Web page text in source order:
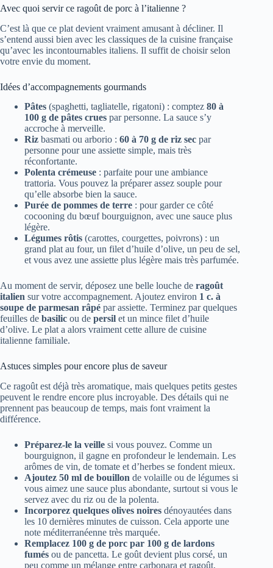
Avec quoi servir ce ragoût de porc à l’italienne ?
C’est là que ce plat devient vraiment amusant à décliner. Il
s’entend aussi bien avec les classiques de la cuisine française
qu’avec les incontournables italiens. Il suffit de choisir selon
votre envie du moment.
Idées d’accompagnements gourmands
Pâtes (spaghetti, tagliatelle, rigatoni) : comptez 80 à
100 g de pâtes crues par personne. La sauce s’y
accroche à merveille.
Riz basmati ou arborio : 60 à 70 g de riz sec par
personne pour une assiette simple, mais très
réconfortante.
Polenta crémeuse : parfaite pour une ambiance
trattoria. Vous pouvez la préparer assez souple pour
qu’elle absorbe bien la sauce.
Purée de pommes de terre : pour garder ce côté
cocooning du bœuf bourguignon, avec une sauce plus
légère.
Légumes rôtis (carottes, courgettes, poivrons) : un
grand plat au four, un filet d’huile d’olive, un peu de sel,
et vous avez une assiette plus légère mais très parfumée.
Au moment de servir, déposez une belle louche de ragoût
italien sur votre accompagnement. Ajoutez environ 1 c. à
soupe de parmesan râpé par assiette. Terminez par quelques
feuilles de basilic ou de persil et un mince filet d’huile
d’olive. Le plat a alors vraiment cette allure de cuisine
italienne familiale.
Astuces simples pour encore plus de saveur
Ce ragoût est déjà très aromatique, mais quelques petits gestes
peuvent le rendre encore plus incroyable. Des détails qui ne
prennent pas beaucoup de temps, mais font vraiment la
différence.
Préparez-le la veille si vous pouvez. Comme un
bourguignon, il gagne en profondeur le lendemain. Les
arômes de vin, de tomate et d’herbes se fondent mieux.
Ajoutez 50 ml de bouillon de volaille ou de légumes si
vous aimez une sauce plus abondante, surtout si vous le
servez avec du riz ou de la polenta.
Incorporez quelques olives noires dénoyautées dans
les 10 dernières minutes de cuisson. Cela apporte une
note méditerranéenne très marquée.
Remplacez 100 g de porc par 100 g de lardons
fumés ou de pancetta. Le goût devient plus corsé, un
peu comme un mélange entre carbonara et ragoût.